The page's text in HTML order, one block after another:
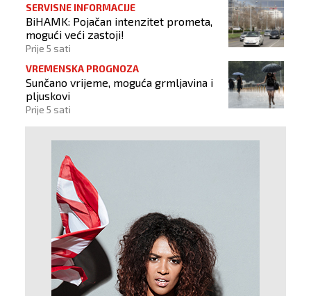
SERVISNE INFORMACIJE
BiHAMK: Pojačan intenzitet prometa,
mogući veći zastoji!
Prije 5 sati
VREMENSKA PROGNOZA
Sunčano vrijeme, moguća grmljavina i
pljuskovi
Prije 5 sati